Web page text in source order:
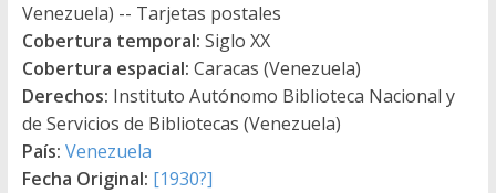
Venezuela) -- Tarjetas postales
Cobertura temporal: Siglo XX
Cobertura espacial: Caracas (Venezuela)
Derechos: Instituto Autónomo Biblioteca Nacional y
de Servicios de Bibliotecas (Venezuela)
País: Venezuela
Fecha Original: [1930?]